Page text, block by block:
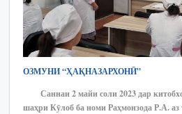
ОЗМУНИ “ҲАҚНАЗАРХОНӢ”
Саннаи 2 майи соли 2023 дар
шаҳри Кӯлоб ба номи Раҳмонзода Р.А.